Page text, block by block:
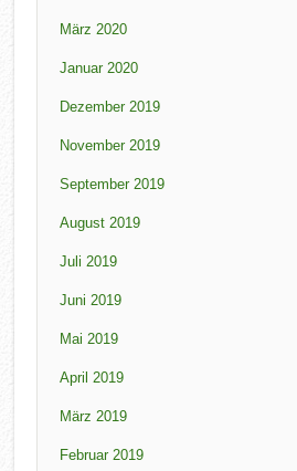
März 2020
Januar 2020
Dezember 2019
November 2019
September 2019
August 2019
Juli 2019
Juni 2019
Mai 2019
April 2019
März 2019
Februar 2019